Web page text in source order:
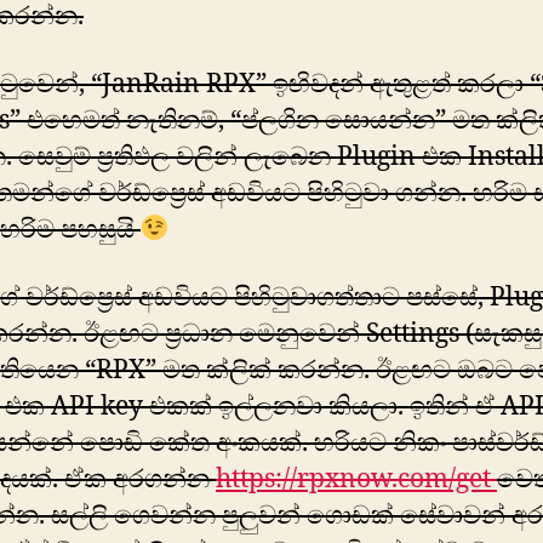
“JanRain RPX” ඉඟිවදන් ඇතුළත් කරලා
එහෙමත් නැතිනම්, “ප්ලගින සොයන්න” මත
ප්‍රතිඵල වලින් ලැබෙන Plugin එක
වර්ඩ්ප්‍රෙස් අඩවියට පිහිටුවා ගන්න. හරිම
පහසුයි
වර්ඩ්ප්‍රෙස් අඩවියට පිහිටුවාගත්තාට පස්සේ,
ඊළඟට ප්‍රධාන මෙනුවෙන් Settings
“RPX” මත ක්ලික් කරන්න. ඊළඟට ඔබ‍ට
එක API key එකක් ඉල්ලනවා කියලා. ඉතින් ඒ
පොඩි කේත අංකයක්. හරියට නිකං
ඒක අරගන්නhttps://rpxnow.com/get
සල්ලි ගෙවන්න පුලුවන් ගොඩක් සේවාවන්